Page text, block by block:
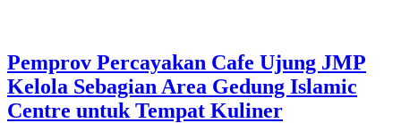
Pemprov Percayakan Cafe Ujung JMP
Kelola Sebagian Area Gedung Islamic
Centre untuk Tempat Kuliner